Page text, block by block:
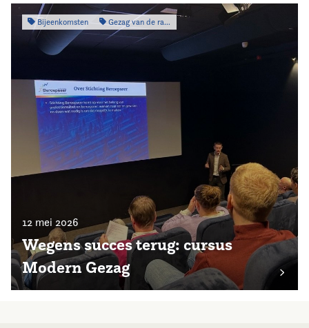
Bijeenkomsten Gezag van de raad
12 mei 2026
Wegens succes terug: cursus
Modern Gezag